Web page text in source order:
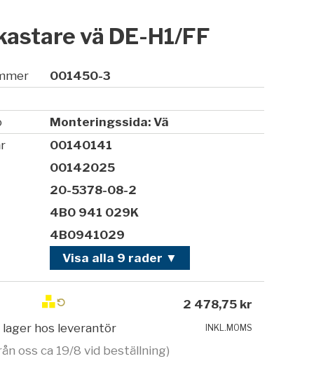
vä DE-H1/FF
001450-3
Monteringssida: Vä
00140141
00142025
20-5378-08-2
4B0 941 029K
4B0941029
Visa alla 9 rader ▼
lager hos leverantör
oss ca 19/8 vid beställning)
2 478,75 kr
INKL.MOMS